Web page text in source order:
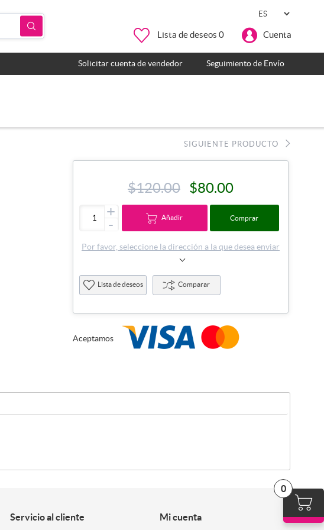
Lista de deseos 0 Cuenta
0
Solicitar cuenta de vendedor Seguimiento de Envío
SIGUIENTE PRODUCTO
$120.00 $80.00
+
- Añadir Comprar
Por favor, seleccione la dirección a la que desea enviar
Lista de deseos Comparar
Aceptamos
Servicio al cliente Mi cuenta